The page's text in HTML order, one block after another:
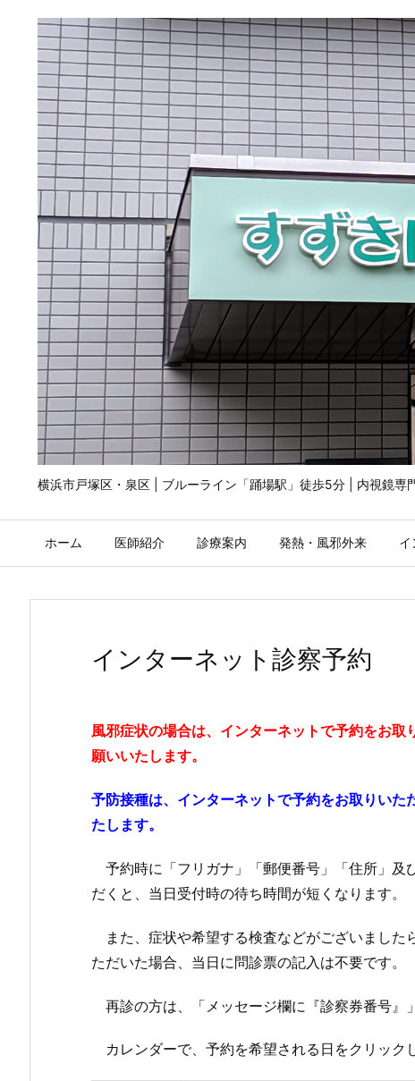
横浜市戸塚区・泉区 | ブルーライン「踊場駅」徒歩5分 | 内視鏡
ホーム 医師紹介 診療案内 発熱・風邪外来 イ
インターネット診察予約
風邪症状の場合は、インターネットで予約をお
願いいたします。
予防接種は、インターネットで予約をお取りい
たします。
予約時に「フリガナ」「郵便番号」「住所」及
だくと、当日受付時の待ち時間が短くなります。
また、症状や希望する検査などがございました
ただいた場合、当日に問診票の記入は不要です。
再診の方は、「メッセージ欄に『診察券番号』
カレンダーで、予約を希望される日をクリック